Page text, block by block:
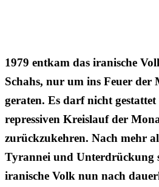
1979 entkam das iranische
Schahs, nur um ins Feuer der
geraten. Es darf nicht
repressiven Kreislauf der
zurückzukehren. Nach mehr
Tyrannei und Unterdrückung
iranische Volk nun nach